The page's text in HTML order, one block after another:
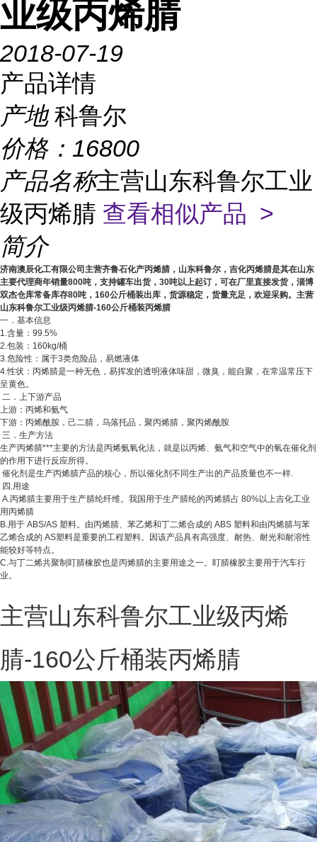
业级丙烯腈
2018-07-19
产品详情
产地 科鲁尔
价格： 16800
产品名称主营山东科鲁尔工业
级丙烯腈 查看相似产品 >
简介
济南澳辰化工有限公司主营齐鲁石化产丙烯腈，山东科鲁尔，吉化丙烯腈是其在山东
主要代理商年销量800吨，支持罐车出货，30吨以上起订，可在厂里直接发货，淄博
双杰仓库常备库存80吨，160公斤桶装出库，货源稳定，货量充足，欢迎采购。主营
山东科鲁尔工业级丙烯腈-160公斤桶装丙烯腈
一．基本信息
1.含量：99.5%
2.包装：160kg/桶
3.危险性：属于3类危险品，易燃液体
4.性状：丙烯腈是一种无色，易挥发的透明液体味甜，微臭，能自聚，在常温常压下
呈黄色。
二．上下游产品
上游：丙烯和氨气
下游：丙烯酰胺，己二腈，乌落托品，聚丙烯腈，聚丙烯酰胺
三．生产方法
生产丙烯腈***主要的方法是丙烯氨氧化法，就是以丙烯、氨气和空气中的氧在催化剂
的作用下进行反应所得。
催化剂是生产丙烯腈产品的核心，所以催化剂不同生产出的产品质量也不一样.
四.用途
A.丙烯腈主要用于生产腈纶纤维。我国用于生产腈纶的丙烯腈占 80%以上吉化工业
用丙烯腈
B.用于 ABS/AS 塑料。由丙烯腈、苯乙烯和丁二烯合成的 ABS 塑料和由丙烯腈与苯
乙烯合成的 AS塑料是重要的工程塑料。因该产品具有高强度、耐热、耐光和耐溶性
能较好等特点。
C.与丁二烯共聚制盯腈橡胶也是丙烯腈的主要用途之一。盯腈橡胶主要用于汽车行
业。
主营山东科鲁尔工业级丙烯
腈-160公斤桶装丙烯腈